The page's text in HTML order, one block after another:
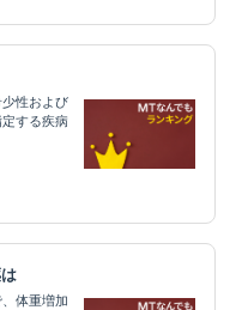
性および
する疾病
体重増加